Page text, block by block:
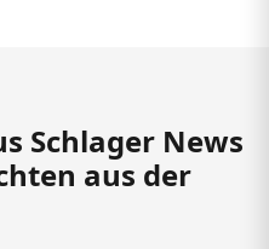
Schlager News
aus der